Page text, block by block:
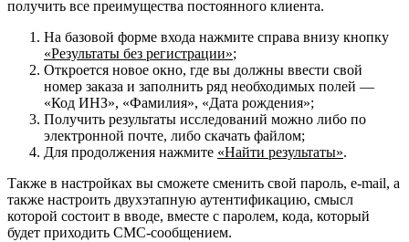
получить все преимущества постоянного клиента.
На базовой форме входа нажмите справа внизу кнопку
«Результаты без регистрации»;
Откроется новое окно, где вы должны ввести свой
номер заказа и заполнить ряд необходимых полей —
«Код ИНЗ», «Фамилия», «Дата рождения»;
Получить результаты исследований можно либо по
электронной почте, либо скачать файлом;
Для продолжения нажмите «Найти результаты».
Также в настройках вы сможете сменить свой пароль, e-mail, а
также настроить двухэтапную аутентификацию, смысл
которой состоит в вводе, вместе с паролем, кода, который
будет приходить СМС-сообщением.